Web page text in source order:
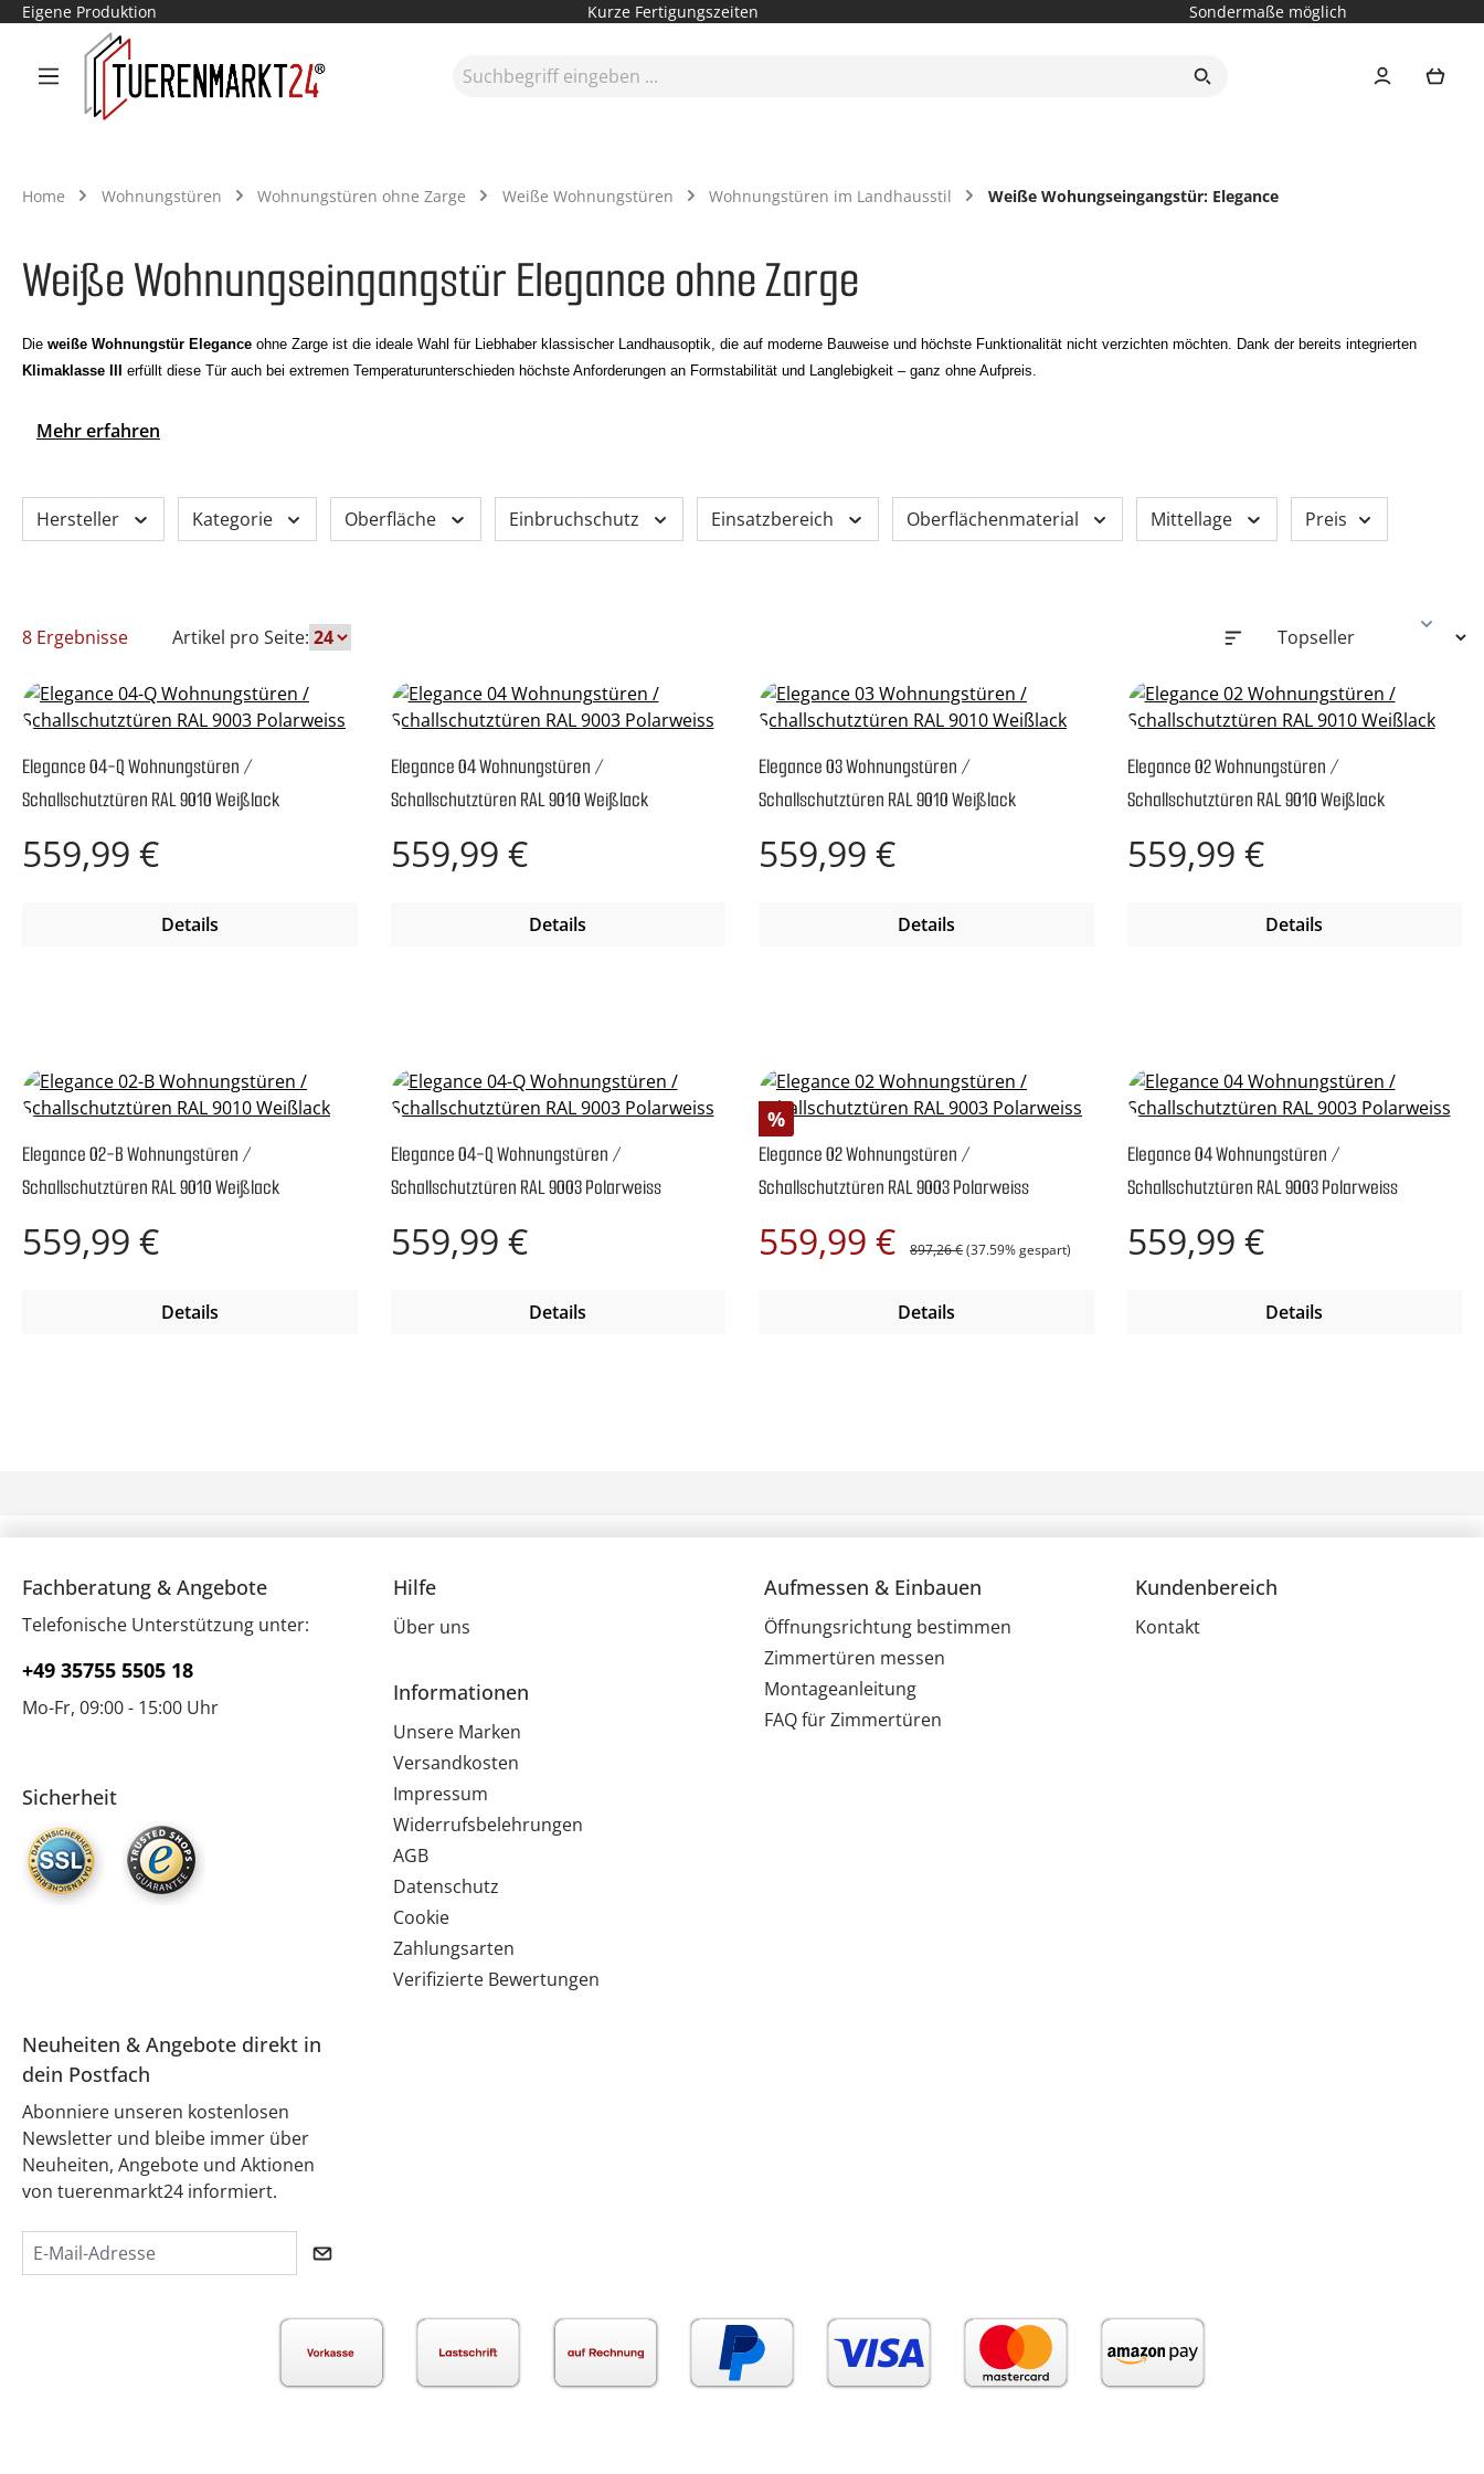
Hauptinhalt springen
Zur Suche springen
Zur Hauptnavigation springen
Eigene Produktion Kurze Fertigungszeiten Sondermaße möglich
Home Wohnungstüren Wohnungstüren ohne Zarge Weiße Wohnungstüren Wohnungstüren im Landhausstil Weiße Wohungseingangstür: Elegance
Weiße Wohnungseingangstür Elegance ohne Zarge
Die weiße Wohnungstür Elegance ohne Zarge ist die ideale Wahl für Liebhaber klassischer Landhausoptik, die auf moderne Bauweise und höchste Funktionalität nicht verzichten möchten. Dank der bereits integrierten
Klimaklasse III
erfüllt diese Tür auch bei extremen Temperaturunterschieden höchste Anforderungen an Formstabilität und Langlebigkeit – ganz ohne Aufpreis.
Mehr erfahren
Hersteller Kategorie Oberfläche Einbruchschutz Einsatzbereich Oberflächenmaterial Mittellage Preis
8 Ergebnisse Artikel pro Seite:
Elegance 04-Q Wohnungstüren /
Schallschutztüren RAL 9010 Weißlack
Regulärer Preis:
559,99 €
Details
Elegance 04 Wohnungstüren /
Schallschutztüren RAL 9010 Weißlack
Regulärer Preis:
559,99 €
Details
Elegance 03 Wohnungstüren /
Schallschutztüren RAL 9010 Weißlack
Regulärer Preis:
559,99 €
Details
Elegance 02 Wohnungstüren /
Schallschutztüren RAL 9010 Weißlack
Regulärer Preis:
559,99 €
Details
Elegance 02-B Wohnungstüren /
Schallschutztüren RAL 9010 Weißlack
Regulärer Preis:
559,99 €
Details
Elegance 04-Q Wohnungstüren /
Schallschutztüren RAL 9003 Polarweiss
Regulärer Preis:
559,99 €
Details
Rabatt
%
Elegance 02 Wohnungstüren /
Schallschutztüren RAL 9003 Polarweiss
Verkaufspreis:
559,99 €
897,26 €(37.59% gespart)
Details
Elegance 04 Wohnungstüren /
Schallschutztüren RAL 9003 Polarweiss
Regulärer Preis:
559,99 €
Details
Fachberatung & Angebote
Telefonische Unterstützung unter:
+49 35755 5505 18
Mo-Fr, 09:00 - 15:00 Uhr
Sicherheit
Hilfe
Über uns
Informationen
Unsere Marken
Versandkosten
Impressum
Widerrufsbelehrungen
AGB
Datenschutz
Cookie
Zahlungsarten
Verifizierte Bewertungen
Aufmessen & Einbauen
Öffnungsrichtung bestimmen
Zimmertüren messen
Montageanleitung
FAQ für Zimmertüren
Kundenbereich
Kontakt
Neuheiten & Angebote direkt in
dein Postfach
Abonniere unseren kostenlosen
Newsletter und bleibe immer über
Neuheiten, Angebote und Aktionen
von tuerenmarkt24 informiert.